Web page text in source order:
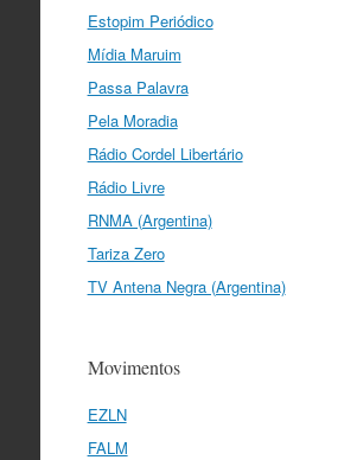
Estopim Periódico
Mídia Maruim
Passa Palavra
Pela Moradia
Rádio Cordel Libertário
Rádio Livre
RNMA (Argentina)
Tariza Zero
TV Antena Negra (Argentina)
Movimentos
EZLN
FALM